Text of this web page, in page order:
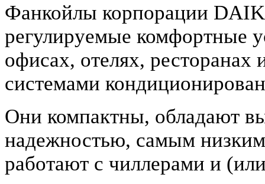
Фанкойлы корпорации
регулируемые комфортные
офисах, отелях, ресторанах
системами
Они компактны, обладают
надежностью, самым
работают с чиллерами и